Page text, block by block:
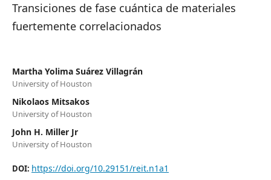
Transiciones de fase cuántica de materiales
fuertemente correlacionados
Martha Yolima Suárez Villagrán
University of Houston
Nikolaos Mitsakos
University of Houston
John H. Miller Jr
University of Houston
DOI: https://doi.org/10.29151/reit.n1a1